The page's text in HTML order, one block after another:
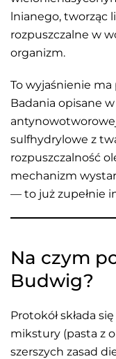
lnianego, tworząc
rozpuszczalne w
organizm.
To wyjaśnienie
Badania opisane
sulfhydrylowe z
rozpuszczalność
mechanizm
— to już zupełnie
Na czym
Budwig?
Protokół składa
mikstury (pasta z
szerszych zasad